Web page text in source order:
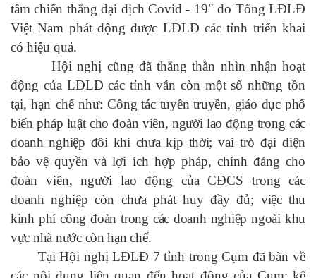
tâm chiến thắng đại dịch Covid - 19" do Tổng LĐLĐ
Việt Nam phát động được LĐLĐ các tỉnh triển khai
có hiệu quả.
Hội nghị cũng đã thẳng thắn nhìn nhận hoạt
động của LĐLĐ các tỉnh vẫn còn một số những tồn
tại, hạn chế như:Công tác tuyên truyền, giáo dục phổ
biến pháp luật cho đoàn viên, người lao động trong các
doanh nghiệp đôi khi chưa kịp thời; vai trò đại diện
bảo vệ quyền và lợi ích hợp pháp, chính đáng cho
đoàn viên, người lao động của CĐCS trong các
doanh nghiệp còn chưa phát huy đầy đủ; việc thu
kinh phí công đoàn trong các doanh nghiệp ngoài khu
vực nhà nước còn hạn chế.
Tại Hội nghị LĐLĐ 7 tỉnh trong Cụm đã bàn về